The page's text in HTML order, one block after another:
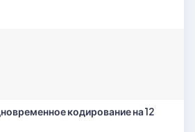
кодирование на 12